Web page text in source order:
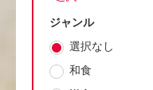
ジャンル
選択なし
和食